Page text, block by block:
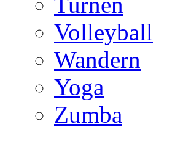
Volleyball
Wandern
Yoga
Zumba